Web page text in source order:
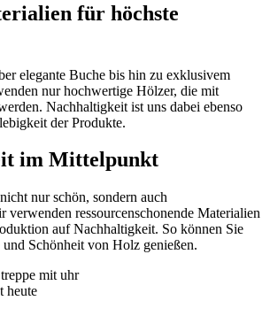
für höchste
elegante Buche bis hin zu exklusivem
nur hochwertige Hölzer, die mit
Nachhaltigkeit ist uns dabei ebenso
der Produkte.
im Mittelpunkt
nur schön, sondern auch
ressourcenschonende Materialien
auf Nachhaltigkeit. So können Sie
Schönheit von Holz genießen.
heute